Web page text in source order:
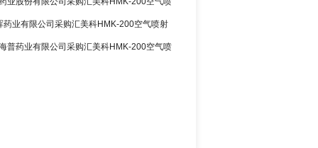
药业有限公司采购汇美科HMK-200空气喷射
普药业有限公司采购汇美科HMK-200空气喷